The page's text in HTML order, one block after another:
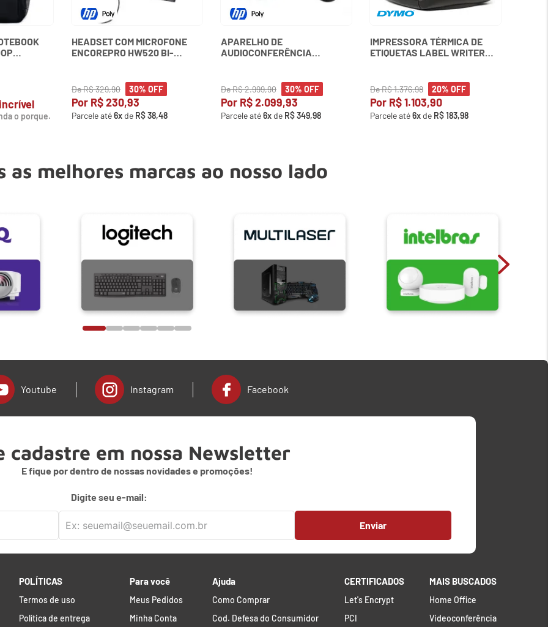
o porque.
HEADSET COM MICROFONE
ENCOREPRO HW520 BI-
DeR$329,90 30% OFF
Por R$230,93
Parcele até6x de R$38,48
APARELHO DE
AUDIOCONFERÊNCIA
DeR$2.999,90 30% OFF
Por R$2.099,93
Parcele até6x de R$349,98
IMPRESSORA TÉRMICA DE
ETIQUETAS LABEL WRITER
DeR$1.376,98 20% OFF
Por R$1.103,90
Parcele até6x de R$183,98
as melhores marcas ao nosso lado
Youtube Instagram Facebook
cadastre em nossa Newsletter
E fique por dentro de nossas novidades e promoções!
Digite seu e-mail:
Enviar
POLÍTICAS
Termos de uso
Política de entrega
Para você
Meus Pedidos
Minha Conta
Ajuda
Como Comprar
Cod. Defesa do Consumidor
CERTIFICADOS
Let's Encrypt
PCI
MAIS BUSCADOS
Home Office
Videoconferência